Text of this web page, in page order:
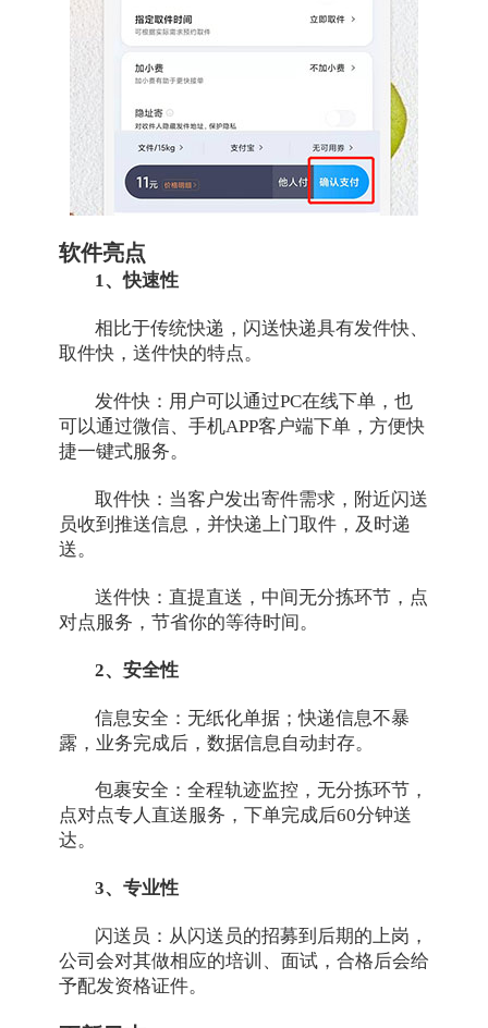
软件亮点
1、快速性
相比于传统快递，闪送快递具有发件快、
取件快，送件快的特点。
发件快：用户可以通过PC在线下单，也
可以通过微信、手机APP客户端下单，方便快
捷一键式服务。
取件快：当客户发出寄件需求，附近闪送
员收到推送信息，并快递上门取件，及时递
送。
送件快：直提直送，中间无分拣环节，点
对点服务，节省你的等待时间。
2、安全性
信息安全：无纸化单据；快递信息不暴
露，业务完成后，数据信息自动封存。
包裹安全：全程轨迹监控，无分拣环节，
点对点专人直送服务，下单完成后60分钟送
达。
3、专业性
闪送员：从闪送员的招募到后期的上岗，
公司会对其做相应的培训、面试，合格后会给
予配发资格证件。